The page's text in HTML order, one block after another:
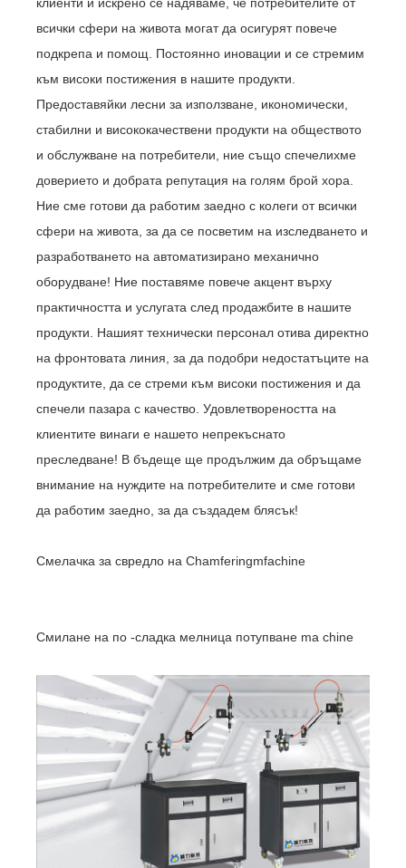
всички сфери на живота могат да осигурят повече
подкрепа и помощ. Постоянно иновации и се стремим
към високи постижения в нашите продукти.
Предоставяйки лесни за използване, икономически,
стабилни и висококачествени продукти на обществото
и обслужване на потребители, ние също спечелихме
доверието и добрата репутация на голям брой хора.
Ние сме готови да работим заедно с колеги от всички
сфери на живота, за да се посветим на изследването и
разработването на автоматизирано механично
оборудване! Ние поставяме повече акцент върху
практичността и услугата след продажбите в нашите
продукти. Нашият технически персонал отива директно
на фронтовата линия, за да подобри недостатъците на
продуктите, да се стреми към високи постижения и да
спечели пазара с качество. Удовлетвореността на
клиентите винаги е нашето непрекъснато
преследване! В бъдеще ще продължим да обръщаме
внимание на нуждите на потребителите и сме готови
да работим заедно, за да създадем блясък!
Смелачка за свредло на Chamferingmfachine
Смилане на по -сладка мелница потупване ma chine